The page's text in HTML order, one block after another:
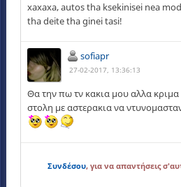
xaxaxa, autos tha ksekinisei nea
tha deite tha ginei tasi!
sofiapr
27-02-2017, 13:36:13
Θα την πω τν κακια μου αλλα
στολη με αστερακια να
Συνδέσου, για να απαντήσεις